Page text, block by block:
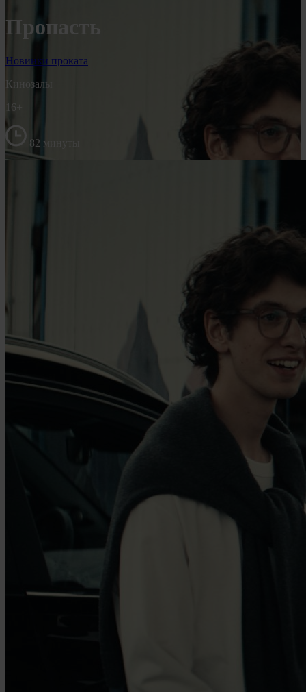
Пропасть
Новинки проката
Кинозалы
16+
82 минуты